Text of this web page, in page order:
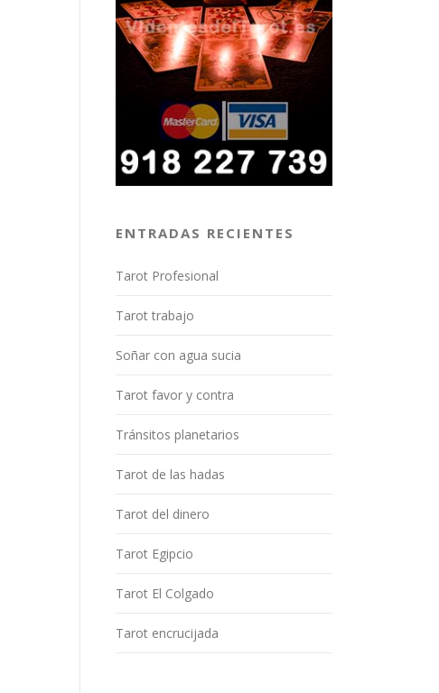
ENTRADAS RECIENTES
Tarot Profesional
Tarot trabajo
Soñar con agua sucia
Tarot favor y contra
Tránsitos planetarios
Tarot de las hadas
Tarot del dinero
Tarot Egipcio
Tarot El Colgado
Tarot encrucijada